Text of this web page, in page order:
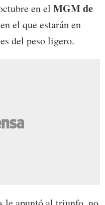
en el MGM de
el que estarán en
del peso ligero.